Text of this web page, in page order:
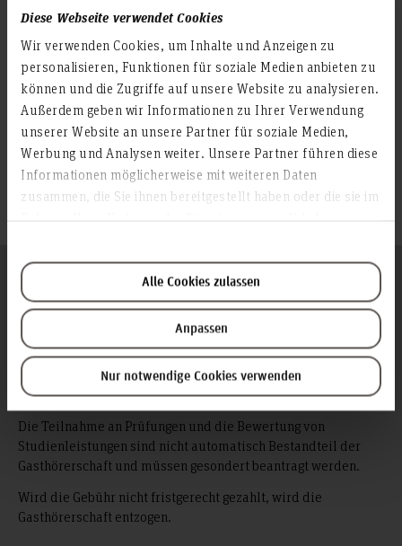
Diese Webseite verwendet Cookies
Wir verwenden Cookies, um Inhalte und Anzeigen zu
personalisieren, Funktionen für soziale Medien anbieten zu
können und die Zugriffe auf unsere Website zu analysieren.
Außerdem geben wir Informationen zu Ihrer Verwendung
unserer Website an unsere Partner für soziale Medien,
Werbung und Analysen weiter. Unsere Partner führen diese
Informationen möglicherweise mit weiteren Daten
zusammen, die Sie ihnen bereitgestellt haben oder die sie im
Alle Cookies zulassen
Anpassen
Nur notwendige Cookies verwenden
-Antrag auf Zulassung als Gasthörerschaft (deutsch)
- Antrag auf Zulassung als Gasthörerschaft (englisch)
-
Antrag auf Teilnahme an Prüfungen für Gasthörschaft
(deutsch)
-
Antrag auf Teilnahme an Prüfungen für Gasthörschaft
(englisch)
Wichtige Hinweise
Die Gasthörerschaft gilt jeweils nur für ein Semester und
endet automatisch mit Ablauf des Semesters. Für ein
weiteres Semester ist ein neuer Antrag erforderlich.
Für jede Fakultät ist ein gesonderter Antrag zu stellen.
Die Teilnahme an Prüfungen und die Bewertung von
Studienleistungen sind nicht automatisch Bestandteil der
Gasthörerschaft und müssen gesondert beantragt werden.
Wird die Gebühr nicht fristgerecht gezahlt, wird die
Gasthörerschaft entzogen.